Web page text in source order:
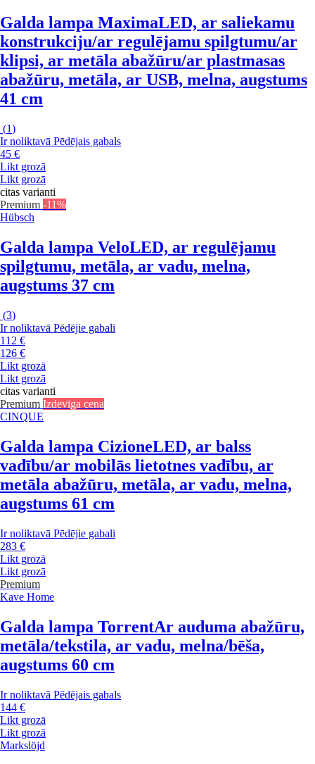
Galda lampa MaximaLED, ar saliekamu
konstrukciju/ar regulējamu spilgtumu/ar
klipsi, ar metāla abažūru/ar plastmasas
abažūru, metāla, ar USB, melna, augstums
41 cm
(1)
Ir noliktavā Pēdējais gabals
45 €
Likt grozā
Likt grozā
citas varianti
Premium -11%
Hübsch
Galda lampa VeloLED, ar regulējamu
spilgtumu, metāla, ar vadu, melna,
augstums 37 cm
(3)
Ir noliktavā Pēdējie gabali
112 €
126 €
Likt grozā
Likt grozā
citas varianti
Premium Izdevīga cena
CINQUE
Galda lampa CizioneLED, ar balss
vadību/ar mobilās lietotnes vadību, ar
metāla abažūru, metāla, ar vadu, melna,
augstums 61 cm
Ir noliktavā Pēdējie gabali
283 €
Likt grozā
Likt grozā
Premium
Kave Home
Galda lampa TorrentAr auduma abažūru,
metāla/tekstila, ar vadu, melna/bēša,
augstums 60 cm
Ir noliktavā Pēdējais gabals
144 €
Likt grozā
Likt grozā
Markslöjd